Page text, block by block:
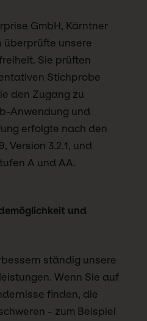
GmbH, Kärntner
überprüfte unsere
Sie prüften
Stichprobe
den Zugang zu
Anwendung und
erfolgte nach den
Version 3.2.1, und
A und AA.
und
ständig unsere
Wenn Sie auf
finden, die
- zum Beispiel